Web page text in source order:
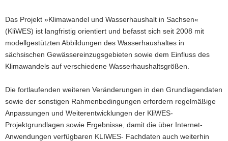
v
i
g
a
t
o
n
Das Projekt »Klimawandel und Wasserhaushalt in Sachsen«
(KliWES) ist langfristig orientiert und befasst sich seit 2008 mit
modellgestützten Abbildungen des Wasserhaushaltes in
sächsischen Gewässereinzugsgebieten sowie dem Einfluss des
Klimawandels auf verschiedene Wasserhaushaltsgrößen.
Die fortlaufenden weiteren Veränderungen in den Grundlagendaten
sowie der sonstigen Rahmenbedingungen erfordern regelmäßige
Anpassungen und Weiterentwicklungen der KliWES-
Projektgrundlagen sowie Ergebnisse, damit die über Internet-
Anwendungen verfügbaren KLIWES- Fachdaten auch weiterhin